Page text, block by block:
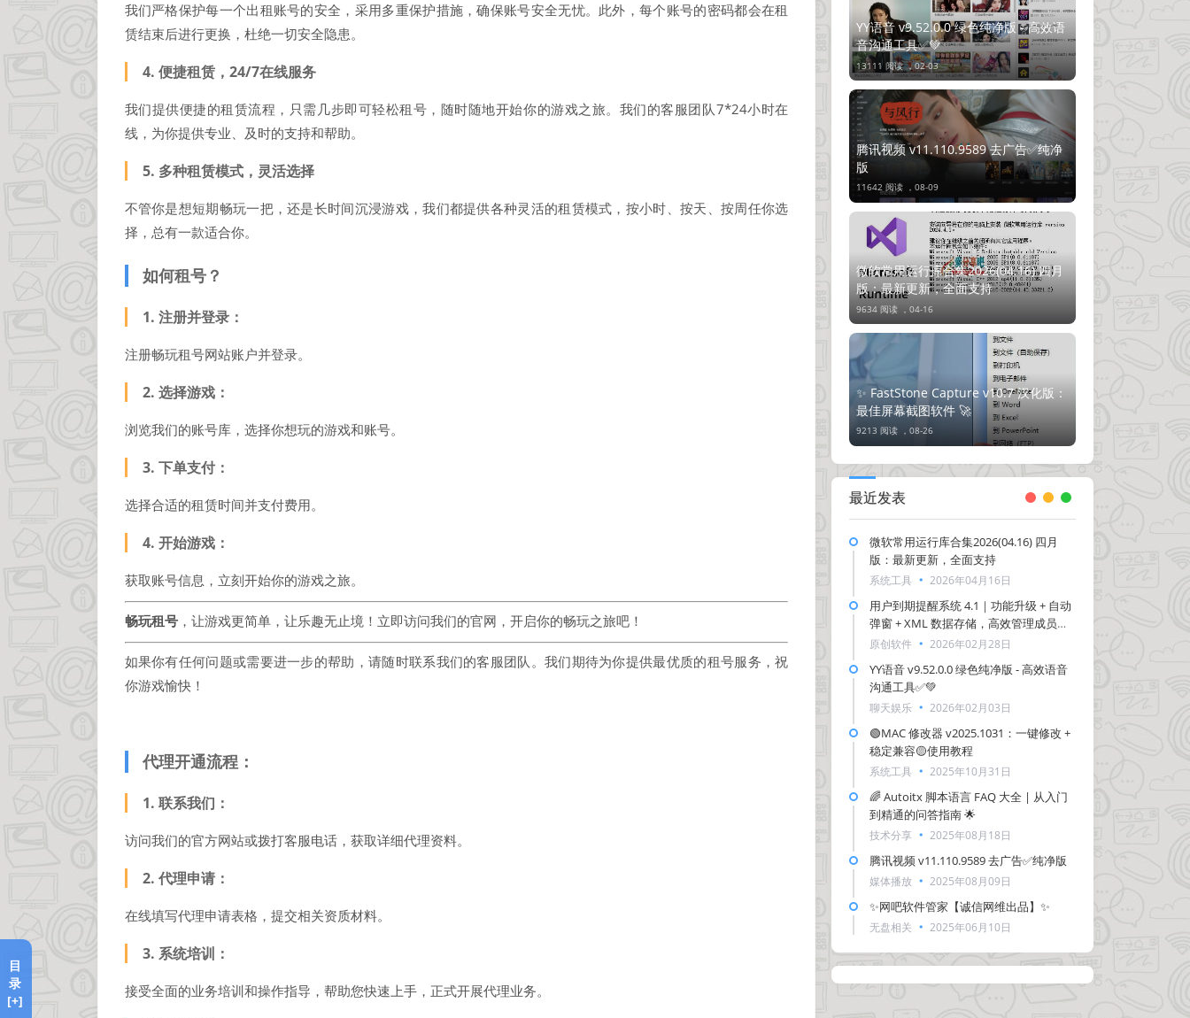
我们严格保护每一个出租账号的安全，采用多重保护措施，确保账号安全无忧。此外，每个账号的密码都会在租
赁结束后进行更换，杜绝一切安全隐患。
4. 便捷租赁，24/7在线服务
我们提供便捷的租赁流程，只需几步即可轻松租号，随时随地开始你的游戏之旅。我们的客服团队7*24小时在
线，为你提供专业、及时的支持和帮助。
5. 多种租赁模式，灵活选择
不管你是想短期畅玩一把，还是长时间沉浸游戏，我们都提供各种灵活的租赁模式，按小时、按天、按周任你选
择，总有一款适合你。
如何租号？
1. 注册并登录：
注册畅玩租号网站账户并登录。
2. 选择游戏：
浏览我们的账号库，选择你想玩的游戏和账号。
3. 下单支付：
选择合适的租赁时间并支付费用。
4. 开始游戏：
获取账号信息，立刻开始你的游戏之旅。
畅玩租号，让游戏更简单，让乐趣无止境！立即访问我们的官网，开启你的畅玩之旅吧！
如果你有任何问题或需要进一步的帮助，请随时联系我们的客服团队。我们期待为你提供最优质的租号服务，祝
你游戏愉快！
代理开通流程：
1. 联系我们：
访问我们的官方网站或拨打客服电话，获取详细代理资料。
2. 代理申请：
在线填写代理申请表格，提交相关资质材料。
3. 系统培训：
接受全面的业务培训和操作指导，帮助您快速上手，正式开展代理业务。
YY语音 v9.52.0.0 绿色纯净版 - 高效语
音沟通工具✅💚
13111 阅读 ，02-03
腾讯视频 v11.110.9589 去广告✅纯净
版
11642 阅读 ， 08-09
微软常用运行库合集2026(04.16) 四月
版：最新更新，全面支持
9634 阅读 ， 04-16
✨ FastStone Capture v10.7 汉化版：
最佳屏幕截图软件 🚀
9213 阅读 ， 08-26
最近发表
微软常用运行库合集2026(04.16) 四月
版：最新更新，全面支持
系统工具 2026年04月16日
用户到期提醒系统 4.1｜功能升级 + 自动
弹窗 + XML 数据存储，高效管理成员到
期-新增邮箱提醒功能
原创软件 2026年02月28日
YY语音 v9.52.0.0 绿色纯净版 - 高效语音
沟通工具✅💚
聊天娱乐 2026年02月03日
🟢MAC 修改器 v2025.1031：一键修改 +
稳定兼容🟡使用教程
系统工具 2025年10月31日
🌈 Autoitx 脚本语言 FAQ 大全 | 从入门
到精通的问答指南 🌟
技术分享 2025年08月18日
腾讯视频 v11.110.9589 去广告✅纯净版
媒体播放 2025年08月09日
✨网吧软件管家【诚信网维出品】✨
无盘相关 2025年06月10日
目
录
[+]